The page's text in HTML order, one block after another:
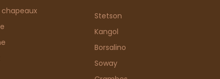
chapeaux
Stetson
Kangol
Borsalino
Soway